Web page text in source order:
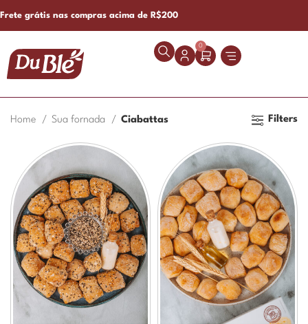
Frete grátis nas compras acima de R$200
0
Home Sua fornada Ciabattas Filters